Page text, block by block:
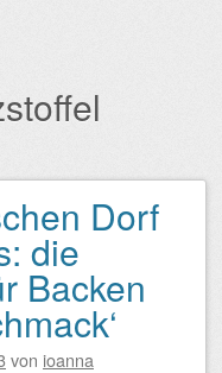
Dorf
die
Backen
von ioanna